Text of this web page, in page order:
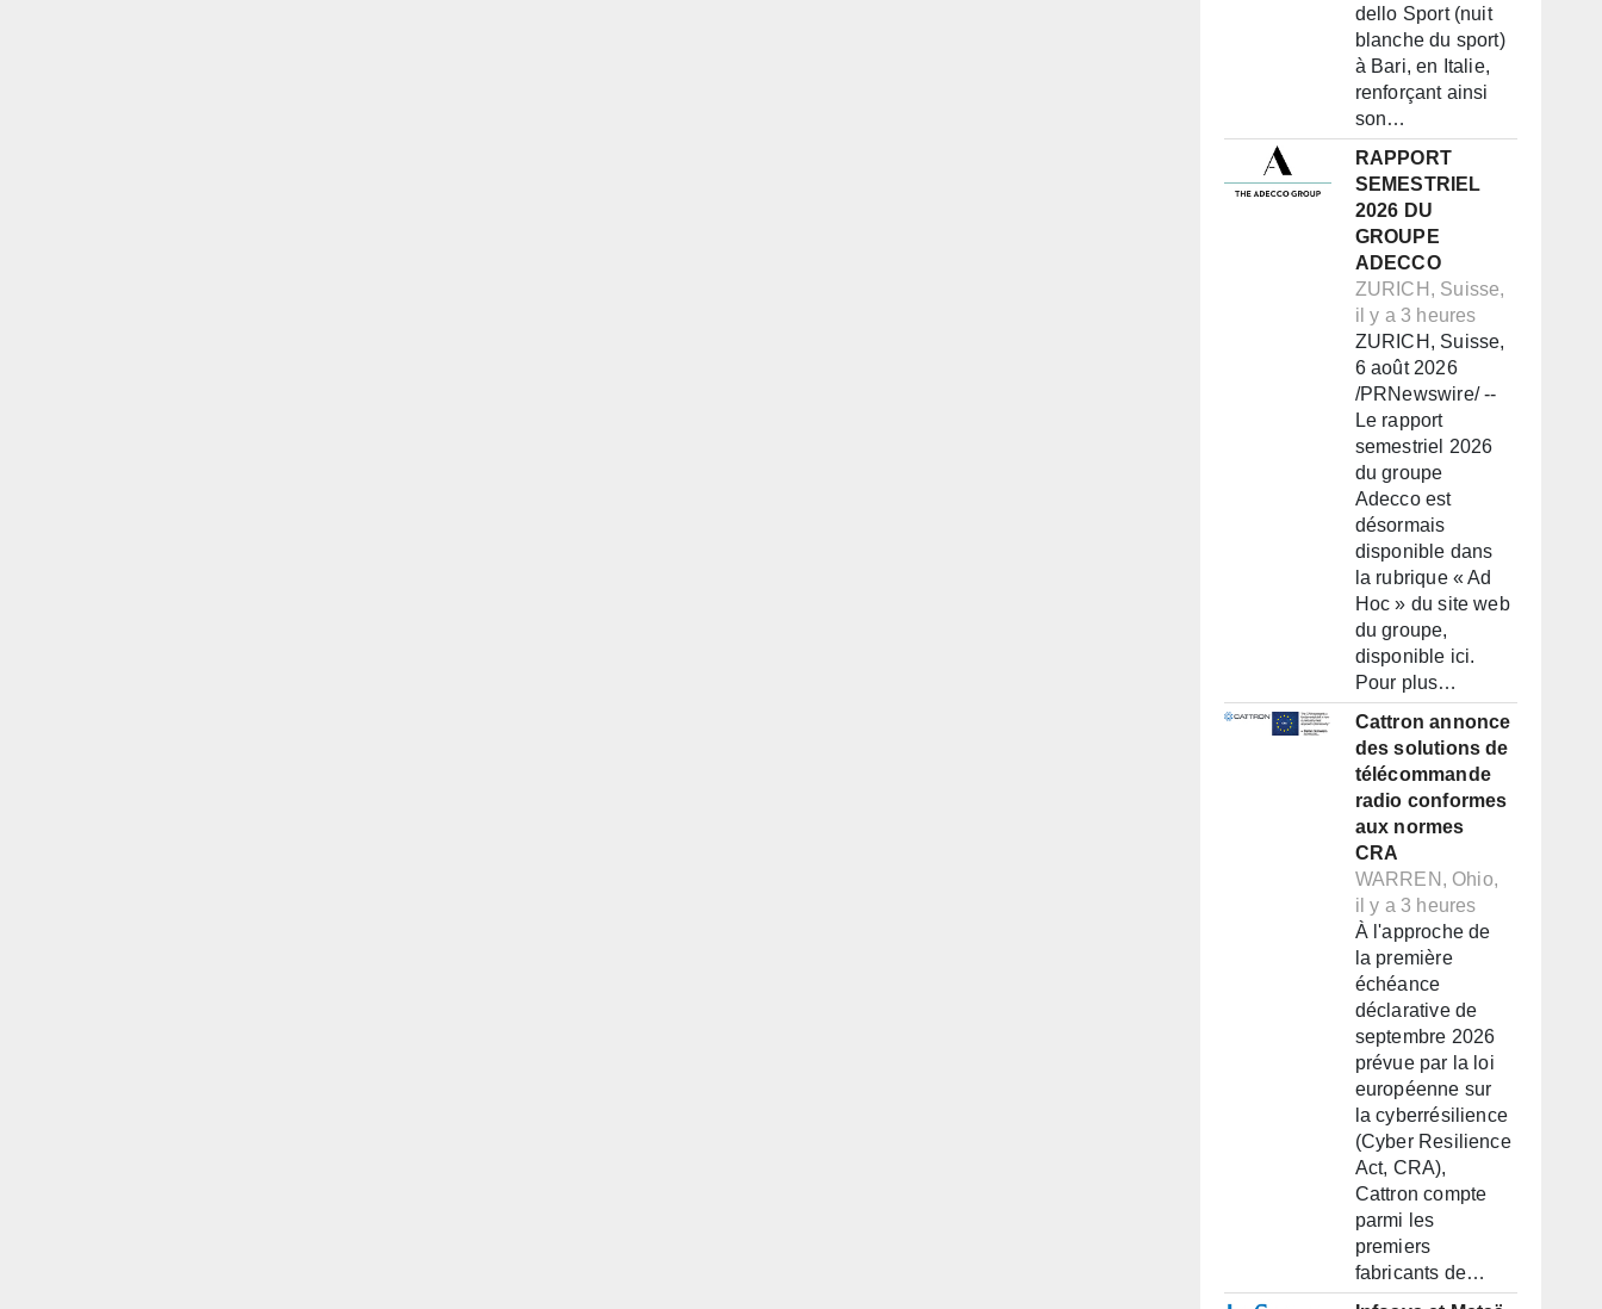
dello Sport (nuit
blanche du sport)
à Bari, en Italie,
renforçant ainsi
son…
RAPPORT
SEMESTRIEL
2026 DU
GROUPE
ADECCO
ZURICH, Suisse,
il y a 3 heures
ZURICH, Suisse,
6 août 2026
/PRNewswire/ --
Le rapport
semestriel 2026
du groupe
Adecco est
désormais
disponible dans
la rubrique « Ad
Hoc » du site web
du groupe,
disponible ici.
Pour plus…
Cattron annonce
des solutions de
télécommande
radio conformes
aux normes
CRA
WARREN, Ohio,
il y a 3 heures
À l'approche de
la première
échéance
déclarative de
septembre 2026
prévue par la loi
européenne sur
la cyberrésilience
(Cyber Resilience
Act, CRA),
Cattron compte
parmi les
premiers
fabricants de…